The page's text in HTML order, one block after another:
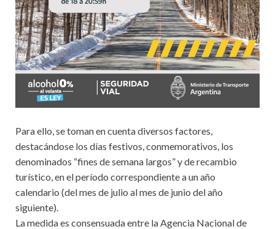
Para ello, se toman en cuenta diversos factores,
destacándose los días festivos, conmemorativos, los
denominados “fines de semana largos” y de recambio
turístico, en el período correspondiente a un año
calendario (del mes de julio al mes de junio del año
siguiente).
La medida es consensuada entre la Agencia Nacional de